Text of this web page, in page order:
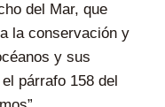
del Mar, que
la conservación y
y sus
párrafo 158 del